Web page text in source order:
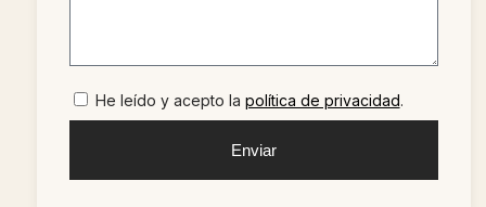
He leído y acepto la política de privacidad.
Enviar